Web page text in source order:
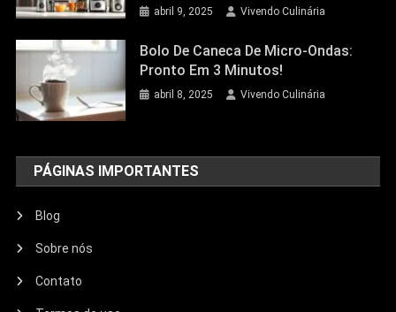
abril 9, 2025 Vivendo Culinária
Bolo De Caneca De Micro-Ondas:
Pronto Em 3 Minutos!
abril 8, 2025 Vivendo Culinária
PÁGINAS IMPORTANTES
Blog
Sobre nós
Contato